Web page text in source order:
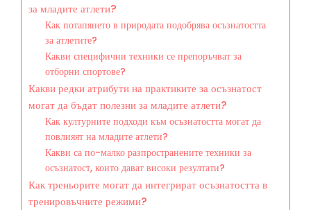
за младите атлети?
Как потапянето в природата подобрява осъзнатостта
за атлетите?
Какви специфични техники се препоръчват за
отборни спортове?
Какви редки атрибути на практиките за осъзнатост
могат да бъдат полезни за младите атлети?
Как културните подходи към осъзнатостта могат да
повлияят на младите атлети?
Какви са по-малко разпространените техники за
осъзнатост, които дават високи резултати?
Как треньорите могат да интегрират осъзнатостта в
тренировъчните режими?